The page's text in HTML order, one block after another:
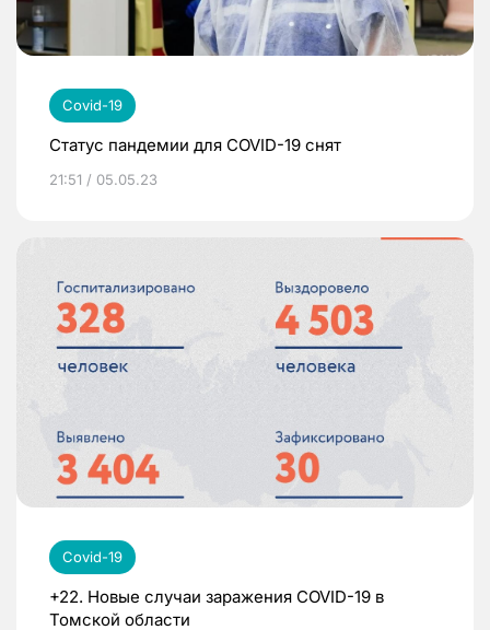
Covid-19
Статус пандемии для COVID-19 снят
21:51 / 05.05.23
Covid-19
+22. Новые случаи заражения COVID-19 в
Томской области